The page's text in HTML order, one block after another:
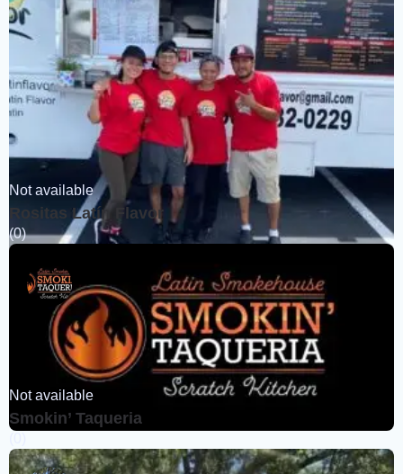
Not available
Rositas Latín Flavor
(0)
Not available
Smokin’ Taqueria